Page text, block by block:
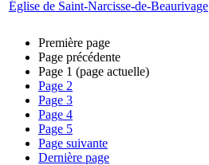
Église de Saint-Narcisse-de-Beaurivage
Première page
Page précédente
Page 1 (page actuelle)
Page 2
Page 3
Page 4
Page 5
Page suivante
Dernière page